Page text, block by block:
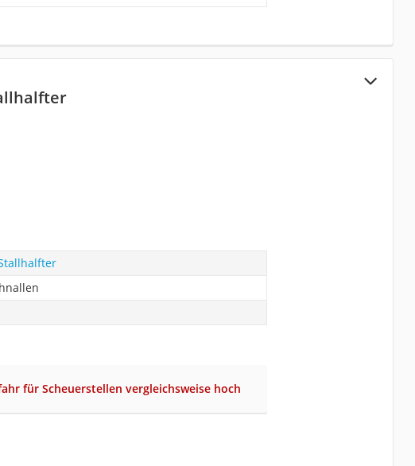
für Scheuerstellen vergleichsweise hoch